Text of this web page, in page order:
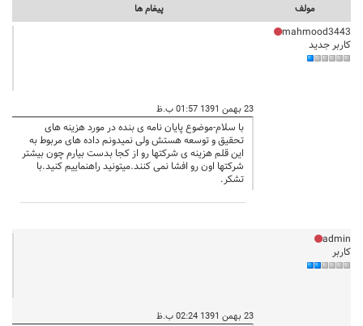
مولف پيغام ها
mahmood3443
کاربر جدید
23 بهمن 1391 01:57 ب.ظ
با سلام-موضوع پایان نامه ی بنده در مورد هزینه های
تحقیق و توسعه هستش ولی نمیدونم داده های مربوط به
این قلم هزینه ی شرکتها رو از کجا بدست بیارم چون بیشتر
شرکتها اون رو افشا نمی کنند.میتونید راهنماییم کنید.با
تشکر.
admin
کاربر
23 بهمن 1391 02:24 ب.ظ